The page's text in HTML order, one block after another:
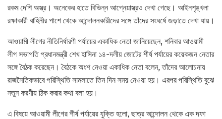
রকম দেশি অস্ত্র। অনেকের হাতে বিভিন্ন আগ্নেয়াস্ত্রও দেখা গেছে। আইনশৃঙ্খলা
রক্ষাকারী বাহিনীর পাশে থেকে আন্দোলনকারীদের সঙ্গে তাঁদের সংঘর্ষে জড়াতে দেখা যায়।
আওয়ামী লীগের নীতিনির্ধারণী পর্যায়ের একাধিক নেতা জানিয়েছেন, শনিবার আওয়ামী
লীগ সভাপতি প্রধানমন্ত্রী শেখ হাসিনা ১৪-দলীয় জোটের শীর্ষ পর্যায়ের কয়েকজন নেতার
সঙ্গে বৈঠক করেছেন। বৈঠকে অংশ নেওয়া একাধিক নেতা বলেন, তাঁদের আলোচনায়
রাজনৈতিকভাবে পরিস্থিতি সামলাতে তিন দিন সময় নেওয়া হয়। এরপর পরিস্থিতি বুঝে
নতুন করণীয় ঠিক করার কথা বলা হয়।
এ বিষয়ে আওয়ামী লীগের শীর্ষ পর্যায়ের যুক্তি হলো, ছাত্র আন্দোলন থেকে এক দফা